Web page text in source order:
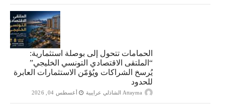
الحمامات تتحول إلى بوصلة استثمارية:
“الملتقى الاقتصادي التونسي الخليجي”
يُرسخ الشراكات ويُؤمّن الاستثمارات العابرة
للحدود
Attayma الشاذلي عرايبية أغسطس 04, 2026